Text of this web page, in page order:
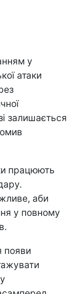
у
атаки
залишається
працюють
аби
у повному
появи